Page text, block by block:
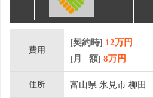
費用
[契約時] 12万円
[月 額] 8万円
住所 富山県 氷見市 柳田